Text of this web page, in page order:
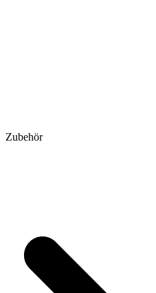
Zubehör